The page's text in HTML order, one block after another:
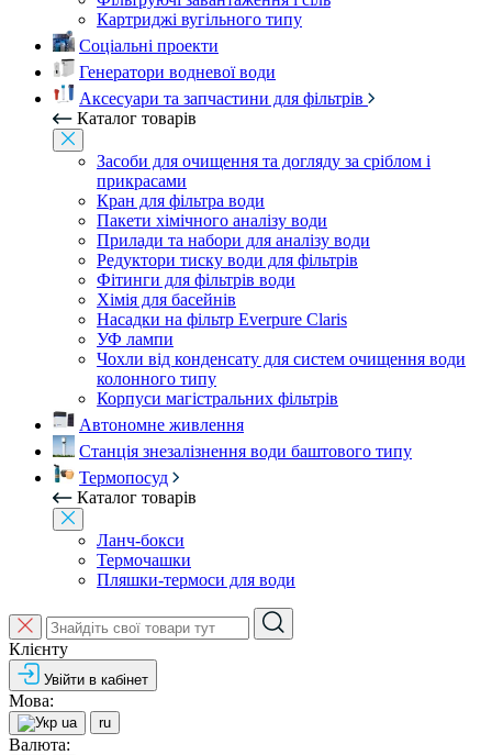
Картриджі вугільного типу
Соціальні проекти
Генератори водневої води
Аксесуари та запчастини для фільтрів
Каталог товарів
Засоби для очищення та догляду за сріблом і
прикрасами
Кран для фільтра води
Пакети хімічного аналізу води
Прилади та набори для аналізу води
Редуктори тиску води для фільтрів
Фітинги для фільтрів води
Хімія для басейнів
Насадки на фільтр Everpure Claris
УФ лампи
Чохли від конденсату для систем очищення води
колонного типу
Корпуси магістральних фільтрів
Автономне живлення
Станція знезалізнення води баштового типу
Термопосуд
Каталог товарів
Ланч-бокси
Термочашки
Пляшки-термоси для води
Клієнту
Увійти в кабінет
Мова:
ua ru
Валюта: